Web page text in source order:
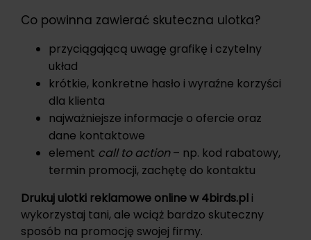
Co powinna zawierać skuteczna ulotka?
przyciągającą uwagę grafikę i czytelny
układ
krótkie, konkretne hasło i wyraźne korzyści
dla klienta
najważniejsze informacje o ofercie oraz
dane kontaktowe
element call to action– np. kod rabatowy,
termin promocji, zachętę do kontaktu
Drukuj ulotki reklamowe online w 4birds.pl i
wykorzystaj tani, ale wciąż bardzo skuteczny
sposób na promocję swojej firmy.